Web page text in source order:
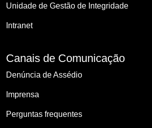
Unidade de Gestão de Integridade
Intranet
Canais de Comunicação
Denúncia de Assédio
Imprensa
Perguntas frequentes